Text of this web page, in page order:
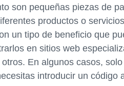
son pequeñas piezas de
productos o
un tipo de beneficio que
en sitios web
En algunos casos,
introducir un código